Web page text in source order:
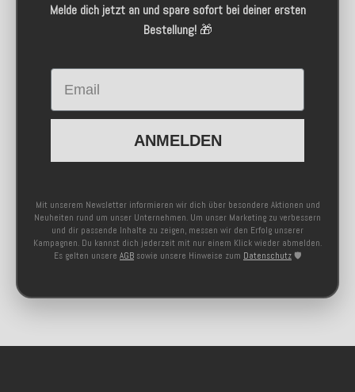
Melde dich jetzt an und spare sofort bei deiner ersten
Bestellung!🎁
Email
ANMELDEN
Mit unserem Newsletter informieren wir dich über besondere Aktionen und
Neuheiten rund um unser Unternehmen. Um unser Marketing zu verbessern
und dir passende Inhalte zu zeigen, messen wir den Erfolg unserer
Kampagnen. Du kannst dich jederzeit mit nur einem Klick wieder abmelden.
Es gelten unsere AGB sowie unsere Hinweise zum Datenschutz 🛡️